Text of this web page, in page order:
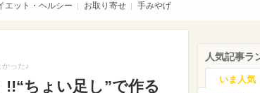
エット・ヘルシー お取り寄せ 手みやげ
かった♪
!!“ちょい足し”で作る
人気記事ラ
いま人気